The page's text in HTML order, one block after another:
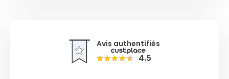
Avis authentifiés
4.5